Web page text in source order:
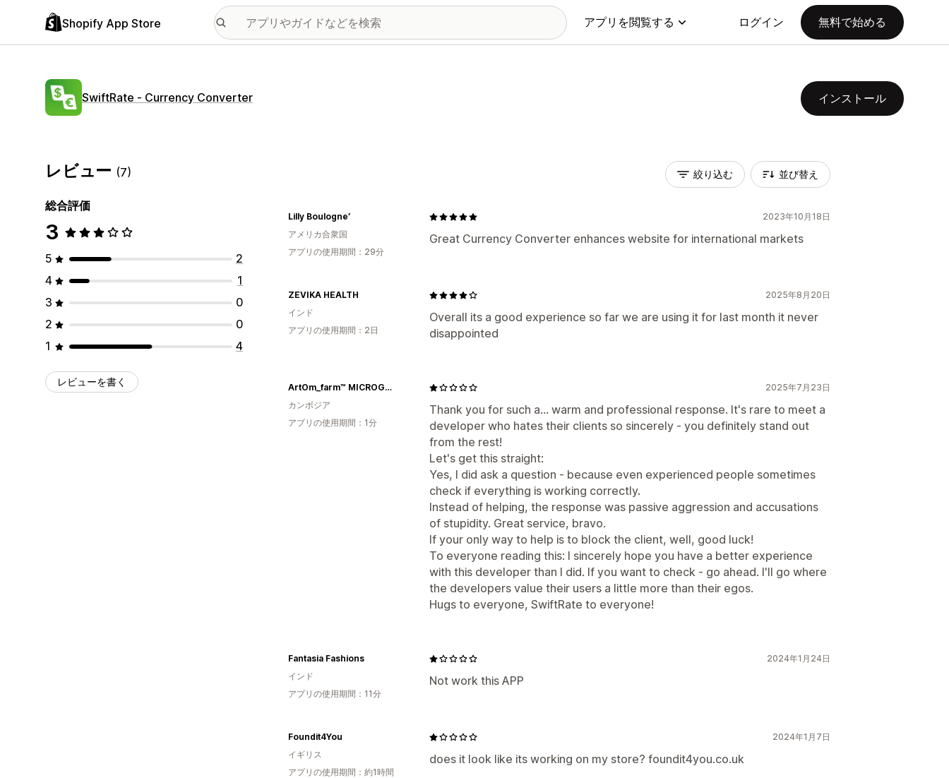
Shopify App Store アプリを閲覧する ログイン 無料で始める
SwiftRate ‑ Currency Converter インストール
レビュー (7)
総合評価
3
5
2
4
1
3
0
2
0
1
4
レビューを書く
絞り込む 並び替え
2023年10月18日
Great Currency Converter enhances website for international markets
Lilly Boulogne’
アメリカ合衆国
アプリの使用期間：29分
2025年8月20日
Overall its a good experience so far we are using it for last month it never
disappointed
ZEVIKA HEALTH
インド
アプリの使用期間：2日
2025年7月23日
Thank you for such a... warm and professional response. It's rare to meet a
developer who hates their clients so sincerely - you definitely stand out
from the rest!
Let's get this straight:
Yes, I did ask a question - because even experienced people sometimes
check if everything is working correctly.
Instead of helping, the response was passive aggression and accusations
of stupidity. Great service, bravo.
If your only way to help is to block the client, well, good luck!
To everyone reading this: I sincerely hope you have a better experience
with this developer than I did. If you want to check - go ahead. I'll go where
the developers value their users a little more than their egos.
Hugs to everyone, SwiftRate to everyone!
ArtOm_farm™ MICROGREENS
カンボジア
アプリの使用期間：1分
2024年1月24日
Not work this APP
Fantasia Fashions
インド
アプリの使用期間：11分
2024年1月7日
does it look like its working on my store? foundit4you.co.uk
Foundit4You
イギリス
アプリの使用期間：約1時間